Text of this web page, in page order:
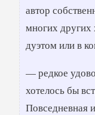
автор
многих
дуэтом или в
— редкое
хотелось бы
Повседневная